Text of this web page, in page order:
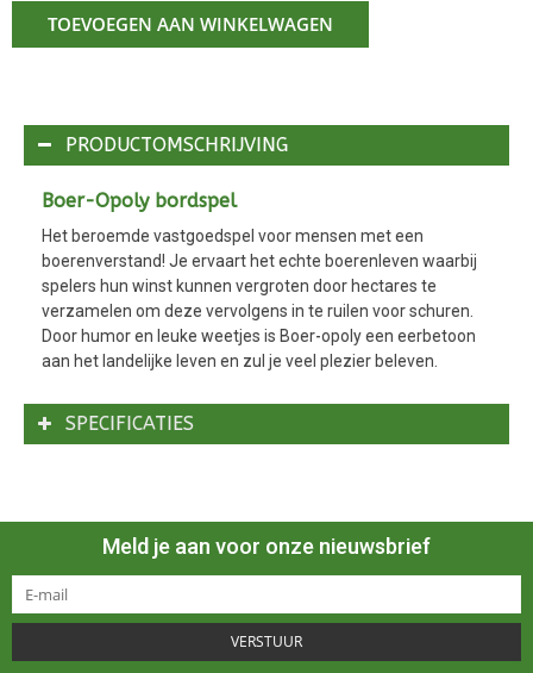
TOEVOEGEN AAN WINKELWAGEN
PRODUCTOMSCHRIJVING
Boer-Opoly bordspel
Het beroemde vastgoedspel voor mensen met een
boerenverstand! Je ervaart het echte boerenleven waarbij
spelers hun winst kunnen vergroten door hectares te
verzamelen om deze vervolgens in te ruilen voor schuren.
Door humor en leuke weetjes is Boer-opoly een eerbetoon
aan het landelijke leven en zul je veel plezier beleven.
SPECIFICATIES
Meld je aan voor onze nieuwsbrief
VERSTUUR